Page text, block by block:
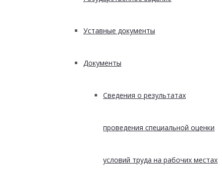
Уставные документы
Документы
Сведения о результатах
проведения специальной оценки
условий труда на рабочих местах